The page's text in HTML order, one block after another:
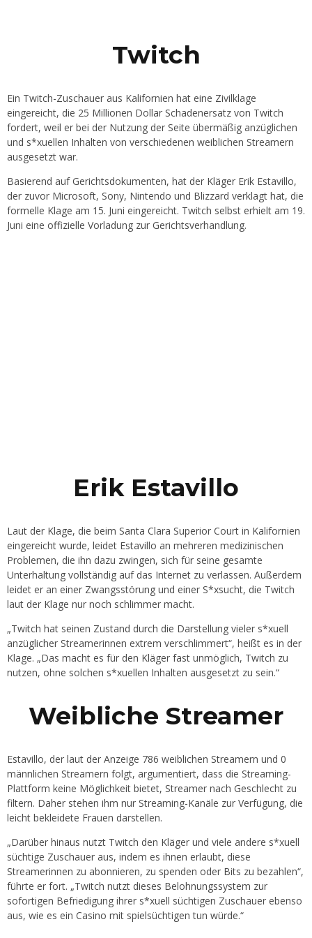
Twitch
Ein Twitch-Zuschauer aus Kalifornien hat eine Zivilklage
eingereicht, die 25 Millionen Dollar Schadenersatz von Twitch
fordert, weil er bei der Nutzung der Seite übermäßig anzüglichen
und s*xuellen Inhalten von verschiedenen weiblichen Streamern
ausgesetzt war.
Basierend auf Gerichtsdokumenten, hat der Kläger Erik Estavillo,
der zuvor Microsoft, Sony, Nintendo und Blizzard verklagt hat, die
formelle Klage am 15. Juni eingereicht. Twitch selbst erhielt am 19.
Juni eine offizielle Vorladung zur Gerichtsverhandlung.
Erik Estavillo
Laut der Klage, die beim Santa Clara Superior Court in Kalifornien
eingereicht wurde, leidet Estavillo an mehreren medizinischen
Problemen, die ihn dazu zwingen, sich für seine gesamte
Unterhaltung vollständig auf das Internet zu verlassen. Außerdem
leidet er an einer Zwangsstörung und einer S*xsucht, die Twitch
laut der Klage nur noch schlimmer macht.
„Twitch hat seinen Zustand durch die Darstellung vieler s*xuell
anzüglicher Streamerinnen extrem verschlimmert“, heißt es in der
Klage. „Das macht es für den Kläger fast unmöglich, Twitch zu
nutzen, ohne solchen s*xuellen Inhalten ausgesetzt zu sein.“
Weibliche Streamer
Estavillo, der laut der Anzeige 786 weiblichen Streamern und 0
männlichen Streamern folgt, argumentiert, dass die Streaming-
Plattform keine Möglichkeit bietet, Streamer nach Geschlecht zu
filtern. Daher stehen ihm nur Streaming-Kanäle zur Verfügung, die
leicht bekleidete Frauen darstellen.
„Darüber hinaus nutzt Twitch den Kläger und viele andere s*xuell
süchtige Zuschauer aus, indem es ihnen erlaubt, diese
Streamerinnen zu abonnieren, zu spenden oder Bits zu bezahlen“,
führte er fort. „Twitch nutzt dieses Belohnungssystem zur
sofortigen Befriedigung ihrer s*xuell süchtigen Zuschauer ebenso
aus, wie es ein Casino mit spielsüchtigen tun würde.“